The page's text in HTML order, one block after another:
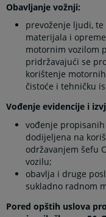
Obavljanje vožnji:
prevoženje ljudi,
materijala i
motornim vozilom
pridržavajući se
korištenje
čistoće i tehničku
Vođenje evidencije i
vođenje
dodijeljena na
održavanjem šefu
vozilu;
obavlja i druge
sukladno radnom
Pored opštih uslova